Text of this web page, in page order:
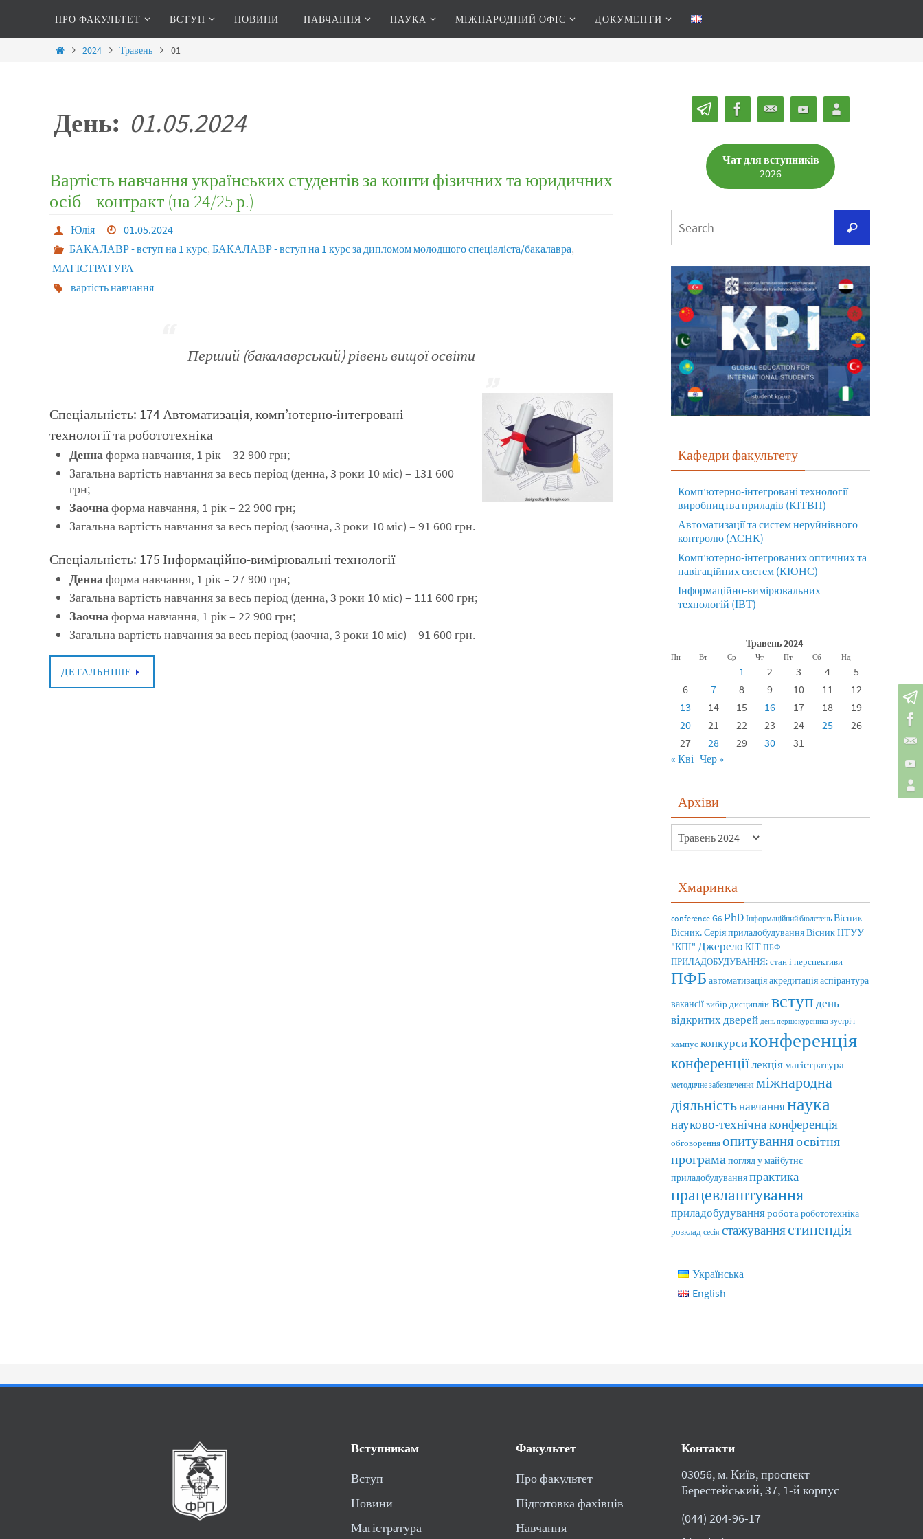
ПРО ФАКУЛЬТЕТ ВСТУП НОВИНИ НАВЧАННЯ НАУКА МІЖНАРОДНИЙ ОФІС ДОКУМЕНТИ
2024 Травень 01
День: 01.05.2024
Вартість навчання українських студентів за кошти фізичних та юридичних
осіб – контракт (на 24/25 р.)
Юлія
01.05.2024
БАКАЛАВР - вступ на 1 курс, БАКАЛАВР - вступ на 1 курс за дипломом молодшого спеціаліста/бакалавра,
МАГІСТРАТУРА
вартість навчання
Перший (бакалаврський) рівень вищої освіти
Спеціальність: 174 Автоматизація, комп’ютерно-інтегровані
технології та робототехніка
Деннаформа навчання, 1 рік – 32 900 грн;
Загальна вартість навчання за весь період (денна, 3 роки 10 міс) – 131 600
грн;
Заочнаформа навчання, 1 рік – 22 900 грн;
Загальна вартість навчання за весь період (заочна, 3 роки 10 міс) – 91 600 грн.
Спеціальність: 175 Інформаційно-вимірювальні технології
Деннаформа навчання, 1 рік – 27 900 грн;
Загальна вартість навчання за весь період (денна, 3 роки 10 міс) – 111 600 грн;
Заочнаформа навчання, 1 рік – 22 900 грн;
Загальна вартість навчання за весь період (заочна, 3 роки 10 міс) – 91 600 грн.
ДЕТАЛЬНІШЕ
Чат для вступників
2026
Кафедри факультету
Комп’ютерно-інтегровані технології
виробництва приладів (КІТВП)
Автоматизації та систем неруйнівного
контролю (АСНК)
Комп’ютерно-інтегрованих оптичних та
навігаційних систем (КІОНС)
Інформаційно-вимірювальних
технологій (ІВТ)
Травень 2024
Пн Вт Ср Чт Пт Сб Нд
1 2 3 4
5
6
7 8 9 10 11
12
13
14 15 16 17 18
19
20
21 22 23 24 25
26
27
28 29 30
31
« Кві Чер »
Архіви
Хмаринка
conference G6 PhD Інформаційний бюлетень Вісник
Вісник. Серія приладобудуванняВісник НТУУ
"КПІ" Джерело КІТ ПБФ
ПРИЛАДОБУДУВАННЯ: стан і перспективи
ПФБ автоматизаціяакредитаціяаспірантура
вакансії вибір дисциплін вступдень
відкритих дверей день першокурсника зустріч
кампус конкурсиконференція
конференціїлекціямагістратура
методичне забезпечення міжнародна
діяльністьнавчаннянаука
науково-технічна конференція
обговорення опитуванняосвітня
програмапогляд у майбутнє
приладобудуванняпрактика
працевлаштування
приладобудуванняроботаробототехніка
розклад сесія стажуваннястипендія
Українська
English
Вступникам
Вступ
Новини
Магістратура
Факультет
Про факультет
Підготовка фахівців
Навчання
Контакти
03056, м. Київ, проспект
Берестейський, 37, 1-й корпус
(044) 204-96-17